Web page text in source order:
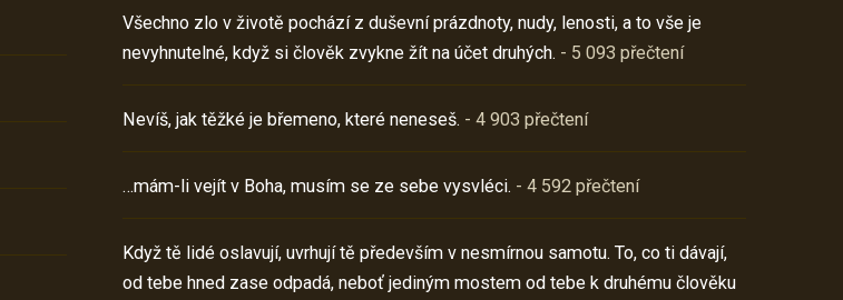
Všechno zlo v životě pochází z duševní prázdnoty, nudy, lenosti, a to vše je
nevyhnutelné, když si člověk zvykne žít na účet druhých. - 5 093 přečtení
Nevíš, jak těžké je břemeno, které neneseš. - 4 903 přečtení
…mám-li vejít v Boha, musím se ze sebe vysvléci. - 4 592 přečtení
Když tě lidé oslavují, uvrhují tě především v nesmírnou samotu. To, co ti dávají,
od tebe hned zase odpadá, neboť jediným mostem od tebe k druhému člověku